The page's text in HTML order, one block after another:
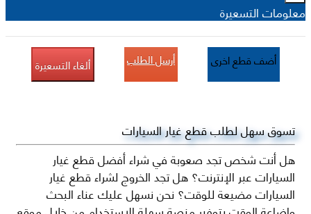
معلومات التسعيرة
أضف قطع اخرى أرسل الطلب ألغاء التسعيرة
تسوق سهل لطلب قطع غيار السيارات
هل أنت شخص تجد صعوبة في شراء أفضل قطع غيار
السيارات عبر الإنترنت؟ هل تجد الخروج لشراء قطع غيار
السيارات مضيعة للوقت؟ نحن نسهل عليك عناء البحث